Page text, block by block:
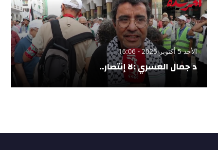
الأحد 5 أكتوبر 2025 - 16:06
د جمال العسري :لا إنتصار..